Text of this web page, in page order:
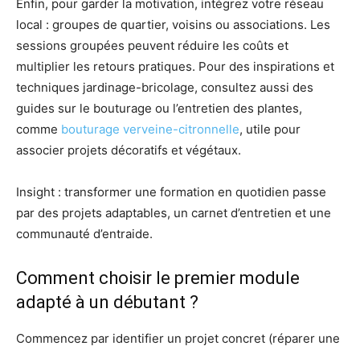
Enfin, pour garder la motivation, intégrez votre réseau
local : groupes de quartier, voisins ou associations. Les
sessions groupées peuvent réduire les coûts et
multiplier les retours pratiques. Pour des inspirations et
techniques jardinage-bricolage, consultez aussi des
guides sur le bouturage ou l’entretien des plantes,
comme bouturage verveine-citronnelle, utile pour
associer projets décoratifs et végétaux.
Insight : transformer une formation en quotidien passe
par des projets adaptables, un carnet d’entretien et une
communauté d’entraide.
Comment choisir le premier module
adapté à un débutant ?
Commencez par identifier un projet concret (réparer une